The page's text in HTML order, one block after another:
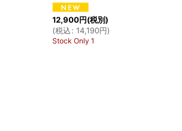
12,900円(税別)
(税込: 14,190円)
Stock Only 1